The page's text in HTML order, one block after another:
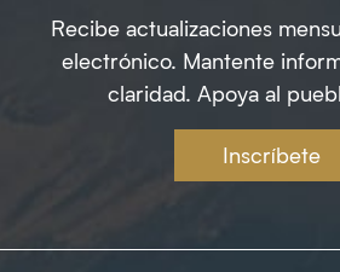
Recibe actualizaciones
electrónico. Mantente
claridad. Apoya al
Inscríbete